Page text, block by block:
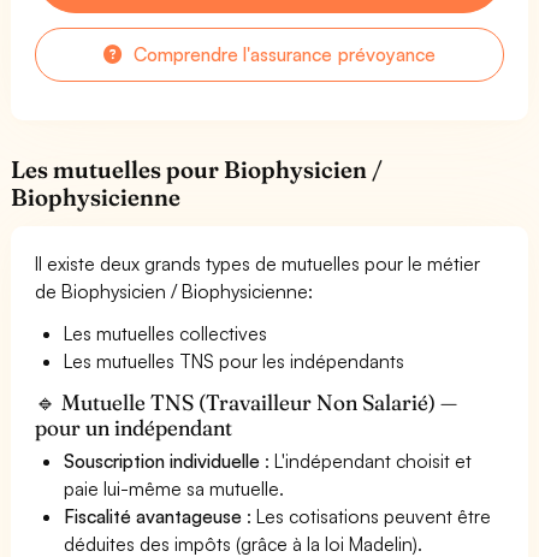
Comprendre l'assurance prévoyance
Les mutuelles pour Biophysicien /
Biophysicienne
Il existe deux grands types de mutuelles pour le métier
de Biophysicien / Biophysicienne:
Les mutuelles collectives
Les mutuelles TNS pour les indépendants
🔹 Mutuelle TNS (Travailleur Non Salarié) —
pour un indépendant
Souscription individuelle : L'indépendant choisit et
paie lui-même sa mutuelle.
Fiscalité avantageuse : Les cotisations peuvent être
déduites des impôts (grâce à la loi Madelin).